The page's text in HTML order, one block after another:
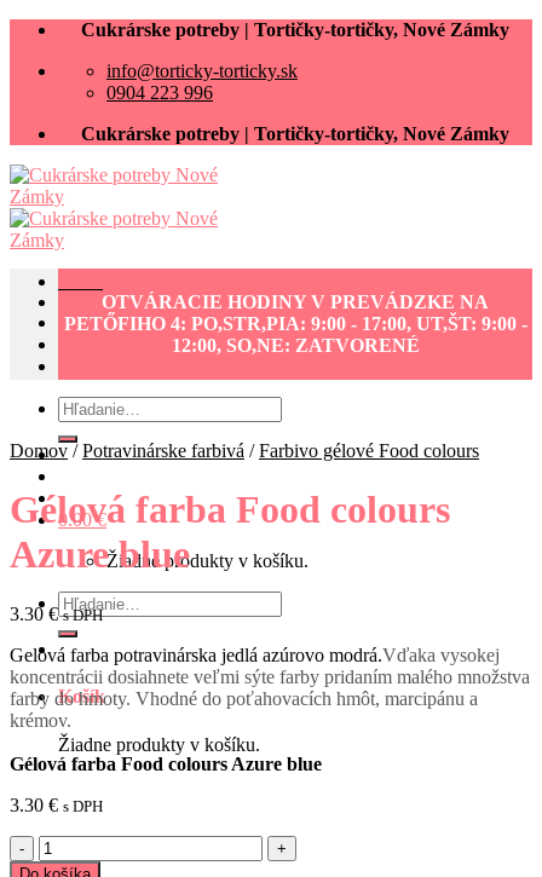
Skip
content
Cukrárske potreby | Tortičky-tortičky, Nové Zámky
info@torticky-torticky.sk
0904 223 996
Cukrárske potreby | Tortičky-tortičky, Nové Zámky
Cukrárske potreby eshop
Darčekové poukážky
Hľadať:
0.00€
Žiadne produkty v košíku.
Hľadať:
Košík
Žiadne produkty v košíku.
OTVÁRACIE HODINY V PREVÁDZKE NA
PETŐFIHO 4: PO,STR,PIA: 9:00 - 17:00, UT,ŠT: 9:00 -
12:00, SO,NE: ZATVORENÉ
Domov / Potravinárske farbivá / Farbivo gélové Food colours
Gélová farba Food colours
Azure blue
3.30€ s DPH
Gelová farba potravinárska jedlá azúrovo modrá.Vďaka vysokej
koncentrácii dosiahnete veľmi sýte farby pridaním malého množstva
farby do hmoty. Vhodné do poťahovacích hmôt, marcipánu a
krémov.
Gélová farba Food colours Azure blue
3.30 € s DPH
množstvo
Gélová